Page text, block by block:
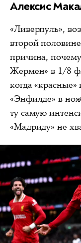
Алексис
«Ливерпуль»,
второй
причина,
Жермен» в 1/8
когда «красные»
«Энфилде» в
ту самую
«Мадриду» не